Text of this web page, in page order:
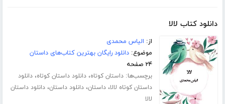
دانلود کتاب لالا
از: الیاس محمدی
موضوع:دانلود رایگان بهترین کتاب‌های داستان
۲۴ صفحه
برچسب‌ها:داستان کوتاه،دانلود داستان کوتاه،دانلود
داستان کوتاه لالا،داستان،دانلود داستان،دانلود داستان
لالا